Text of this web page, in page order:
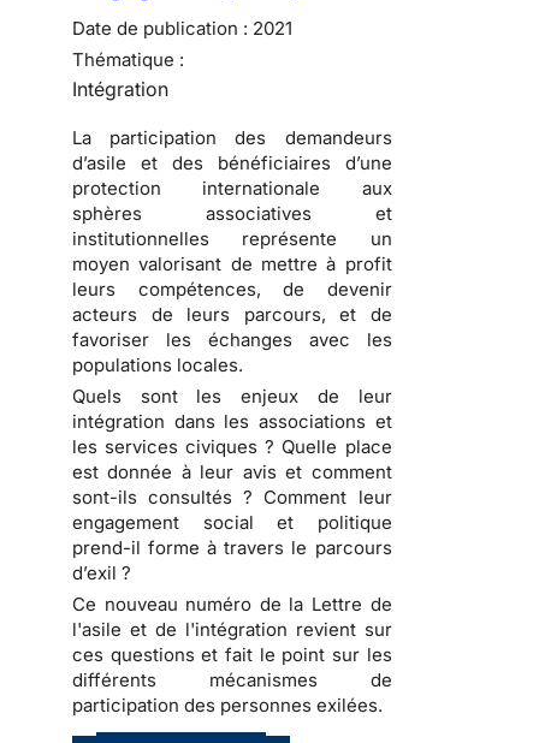
Date de publication : 2021
Thématique :
Intégration
La participation des demandeurs
d’asile et des bénéficiaires d’une
protection internationale aux
sphères associatives et
institutionnelles représente un
moyen valorisant de mettre à profit
leurs compétences, de devenir
acteurs de leurs parcours, et de
favoriser les échanges avec les
populations locales.
Quels sont les enjeux de leur
intégration dans les associations et
les services civiques ? Quelle place
est donnée à leur avis et comment
sont-ils consultés ? Comment leur
engagement social et politique
prend-il forme à travers le parcours
d’exil ?
Ce nouveau numéro de la Lettre de
l'asile et de l'intégration revient sur
ces questions et fait le point sur les
différents mécanismes de
participation des personnes exilées.